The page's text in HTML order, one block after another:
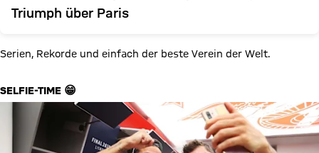
Triumph über Paris
Serien, Rekorde und einfach der beste Verein der Welt.
SELFIE-TIME 😁